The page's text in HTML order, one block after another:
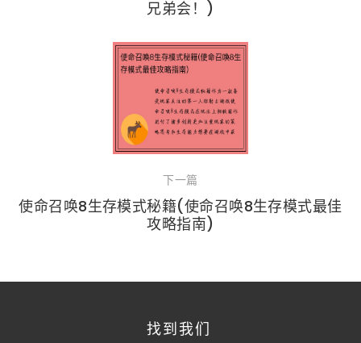
兄弟会！)
下一篇
使命召唤8生存模式秘籍(使命召唤8生存模式最佳
攻略指南)
找到我们